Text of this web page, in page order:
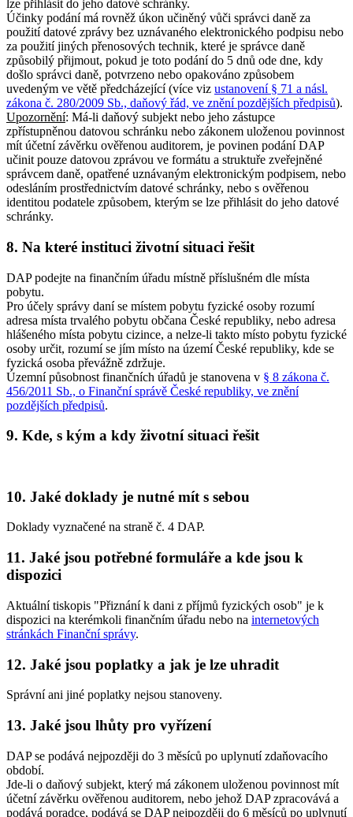
lze přihlásit do jeho datové schránky.
Účinky podání má rovněž úkon učiněný vůči správci daně za
použití datové zprávy bez uznávaného elektronického podpisu nebo
za použití jiných přenosových technik, které je správce daně
způsobilý přijmout, pokud je toto podání do 5 dnů ode dne, kdy
došlo správci daně, potvrzeno nebo opakováno způsobem
uvedeným ve větě předcházející (více viz ustanovení § 71 a násl.
zákona č. 280/2009 Sb., daňový řád, ve znění pozdějších předpisů).
Upozornění: Má-li daňový subjekt nebo jeho zástupce
zpřístupněnou datovou schránku nebo zákonem uloženou povinnost
mít účetní závěrku ověřenou auditorem, je povinen podání DAP
učinit pouze datovou zprávou ve formátu a struktuře zveřejněné
správcem daně, opatřené uznávaným elektronickým podpisem, nebo
odesláním prostřednictvím datové schránky, nebo s ověřenou
identitou podatele způsobem, kterým se lze přihlásit do jeho datové
schránky.
8. Na které instituci životní situaci řešit
DAP podejte na finančním úřadu místně příslušném dle místa
pobytu.
Pro účely správy daní se místem pobytu fyzické osoby rozumí
adresa místa trvalého pobytu občana České republiky, nebo adresa
hlášeného místa pobytu cizince, a nelze-li takto místo pobytu fyzické
osoby určit, rozumí se jím místo na území České republiky, kde se
fyzická osoba převážně zdržuje.
Územní působnost finančních úřadů je stanovena v § 8 zákona č.
456/2011 Sb., o Finanční správě České republiky, ve znění
pozdějších předpisů.
9. Kde, s kým a kdy životní situaci řešit
10. Jaké doklady je nutné mít s sebou
Doklady vyznačené na straně č. 4 DAP.
11. Jaké jsou potřebné formuláře a kde jsou k
dispozici
Aktuální tiskopis "Přiznání k dani z příjmů fyzických osob" je k
dispozici na kterémkoli finančním úřadu nebo na internetových
stránkách Finanční správy.
12. Jaké jsou poplatky a jak je lze uhradit
Správní ani jiné poplatky nejsou stanoveny.
13. Jaké jsou lhůty pro vyřízení
DAP se podává nejpozději do 3 měsíců po uplynutí zdaňovacího
období.
Jde-li o daňový subjekt, který má zákonem uloženou povinnost mít
účetní závěrku ověřenou auditorem, nebo jehož DAP zpracovává a
podává poradce, podává se DAP nejpozději do 6 měsíců po uplynutí